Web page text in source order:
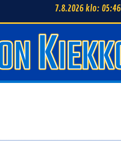
7.8.2026 klo: 05:46